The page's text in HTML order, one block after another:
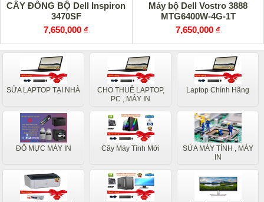
CÂY ĐỒNG BỘ Dell Inspiron
3470SF
7,650,000 ₫
Máy bộ Dell Vostro 3888
MTG6400W-4G-1T
7,650,000 ₫
SỬA LAPTOP TẠI NHÀ
CHO THUÊ LAPTOP,
PC , MÁY IN
Laptop Chính Hãng
ĐỔ MỰC MÁY IN Cây Máy Tính Mới
SỬA MÁY TÍNH , MÁY
IN